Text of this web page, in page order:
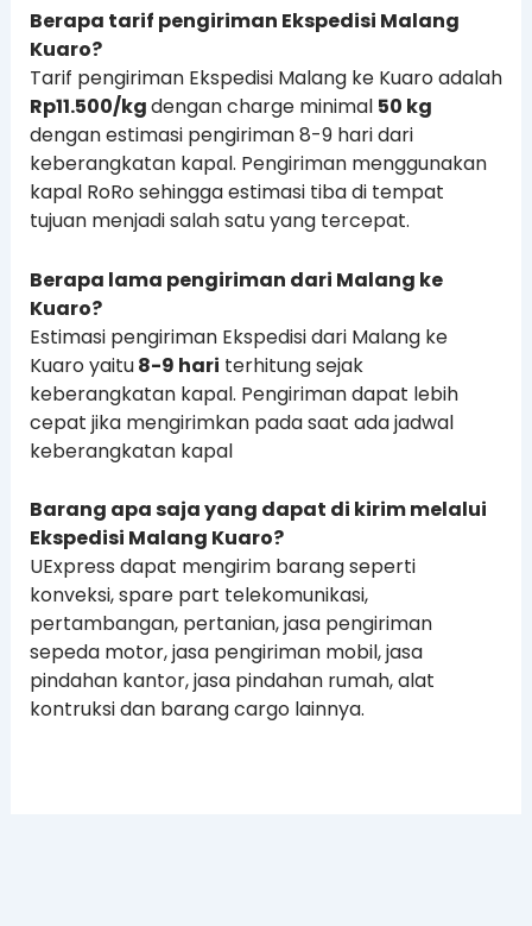
Berapa tarif pengiriman Ekspedisi Malang
Kuaro?
Tarif pengiriman Ekspedisi Malang ke Kuaro adalah
Rp11.500/kgdengan charge minimal 50 kg
dengan estimasi pengiriman 8-9 hari dari
keberangkatan kapal. Pengiriman menggunakan
kapal RoRo sehingga estimasi tiba di tempat
tujuan menjadi salah satu yang tercepat.
Berapa lama pengiriman dari Malang ke
Kuaro?
Estimasi pengiriman Ekspedisi dari Malang ke
Kuaro yaitu8-9 hari terhitung sejak
keberangkatan kapal. Pengiriman dapat lebih
cepat jika mengirimkan pada saat ada jadwal
keberangkatan kapal
Barang apa saja yang dapat di kirim melalui
Ekspedisi Malang Kuaro?
UExpress dapat mengirim barang seperti
konveksi, spare part telekomunikasi,
pertambangan, pertanian, jasa pengiriman
sepeda motor, jasa pengiriman mobil, jasa
pindahan kantor, jasa pindahan rumah, alat
kontruksi dan barang cargo lainnya.